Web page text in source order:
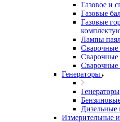
Газовое и
Газовые
Газовые
Лампы
Сварочные
Сварочные
Сварочные
Генераторы
Генераторы
Дизельные
Измерительные